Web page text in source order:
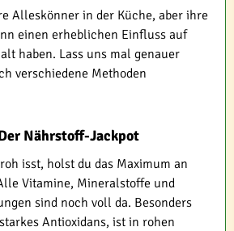
Alleskönner in der Küche, aber ihre
einen erheblichen Einfluss auf
haben. Lass uns mal genauer
verschiedene Methoden
Nährstoff-Jackpot
isst, holst du das Maximum an
Vitamine, Mineralstoffe und
sind noch voll da. Besonders
Antioxidans, ist in rohen